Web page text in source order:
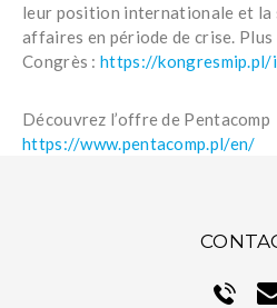
leur position internationale et la
affaires en période de crise.
Congrès : https://kongresmip.pl/
Découvrez l’offre de Pentacomp
https://www.pentacomp.pl/en/